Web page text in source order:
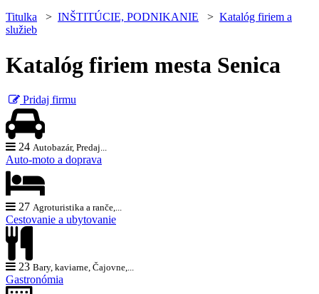
Titulka > INŠTITÚCIE, PODNIKANIE > Katalóg firiem a
služieb
Katalóg firiem mesta Senica
Pridaj firmu
24 Autobazár, Predaj...
Auto-moto a doprava
27 Agroturistika a ranče,...
Cestovanie a ubytovanie
23 Bary, kaviarne, Čajovne,...
Gastronómia